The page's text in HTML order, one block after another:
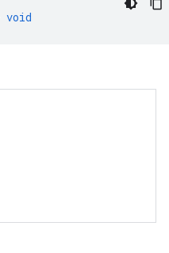
void